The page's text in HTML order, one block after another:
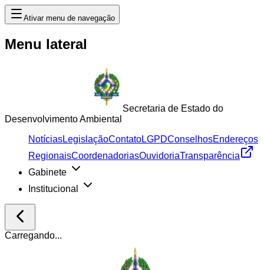
Ativar menu de navegação
Menu lateral
Secretaria de Estado do
Desenvolvimento Ambiental
NotíciasLegislaçãoContatoLGPDConselhosEndereços
RegionaisCoordenadoriasOuvidoriaTransparência
Gabinete
Institucional
Carregando...